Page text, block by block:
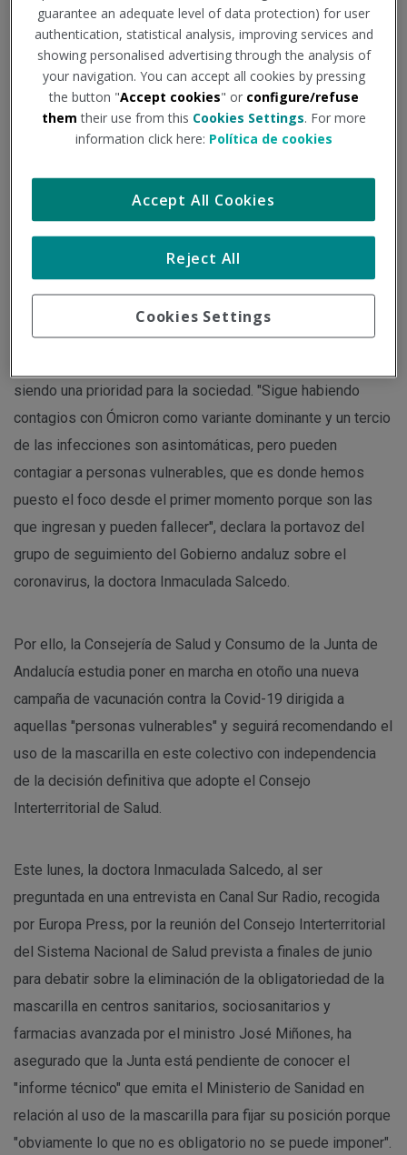
vulnerables
Institución - Fuente:consalud.esTipo de documento:Noticia
Desde el gobierno andaluz afirman que los pacientes
con síntomas, con lo que la familia que está cerca, la
persona mayor, el vulnerable, probablemente se hayan
La llegada de la Covid-19 tambaleó los cimientos de la
sociedad y pese a que la situación se encuentra bajo
siendo una prioridad para la sociedad. "Sigue habiendo
contagios con Ómicron como variante dominante y un tercio
de las infecciones son asintomáticas, pero pueden
contagiar a personas vulnerables, que es donde hemos
puesto el foco desde el primer momento porque son las
que ingresan y pueden fallecer", declara la portavoz del
grupo de seguimiento del Gobierno andaluz sobre el
coronavirus, la doctora Inmaculada Salcedo.
Por ello, la Consejería de Salud y Consumo de la Junta de
Andalucía estudia poner en marcha en otoño una nueva
campaña de vacunación contra la Covid-19 dirigida a
aquellas "personas vulnerables" y seguirá recomendando el
uso de la mascarilla en este colectivo con independencia
de la decisión definitiva que adopte el Consejo
Interterritorial de Salud.
Este lunes, la doctora Inmaculada Salcedo, al ser
preguntada en una entrevista en Canal Sur Radio, recogida
por Europa Press, por la reunión del Consejo Interterritorial
del Sistema Nacional de Salud prevista a finales de junio
para debatir sobre la eliminación de la obligatoriedad de la
mascarilla en centros sanitarios, sociosanitarios y
farmacias avanzada por el ministro José Miñones, ha
asegurado que la Junta está pendiente de conocer el
"informe técnico" que emita el Ministerio de Sanidad en
relación al uso de la mascarilla para fijar su posición porque
"obviamente lo que no es obligatorio no se puede imponer".
guarantee an adequate level of data protection) for user
authentication, statistical analysis, improving services and
showing personalised advertising through the analysis of
your navigation. You can accept all cookies by pressing
the button "Accept cookies" or configure/refuse
them their use from this Cookies Settings. For more
information click here: Política de cookies
Cookies Settings
Reject All
Accept All Cookies